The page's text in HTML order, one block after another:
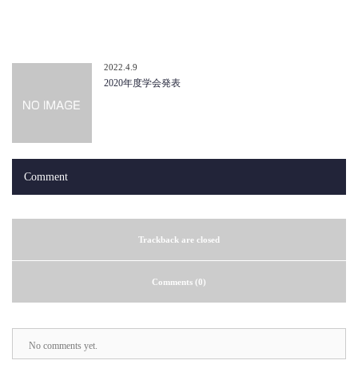
2022.4.9
2020年度学会発表
Comment
Trackback are closed
Comments (0)
No comments yet.